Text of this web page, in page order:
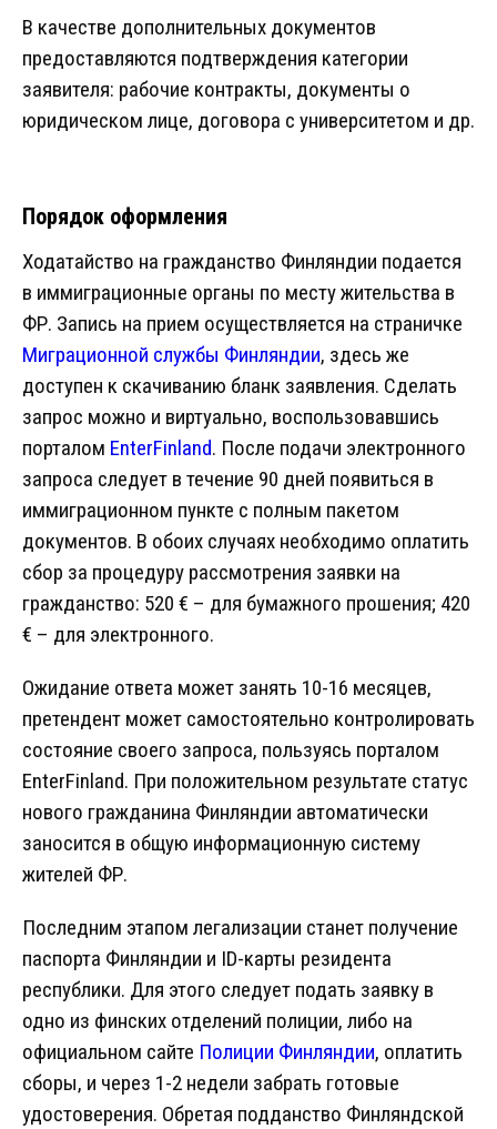
В качестве дополнительных документов
предоставляются подтверждения категории
заявителя: рабочие контракты, документы о
юридическом лице, договора с университетом и др.
Порядок оформления
Ходатайство на гражданство Финляндии подается
в иммиграционные органы по месту жительства в
ФР. Запись на прием осуществляется на страничке
Миграционной службы Финляндии, здесь же
доступен к скачиванию бланк заявления. Сделать
запрос можно и виртуально, воспользовавшись
порталом EnterFinland. После подачи электронного
запроса следует в течение 90 дней появиться в
иммиграционном пункте с полным пакетом
документов. В обоих случаях необходимо оплатить
сбор за процедуру рассмотрения заявки на
гражданство: 520 € – для бумажного прошения; 420
€ – для электронного.
Ожидание ответа может занять 10-16 месяцев,
претендент может самостоятельно контролировать
состояние своего запроса, пользуясь порталом
EnterFinland. При положительном результате статус
нового гражданина Финляндии автоматически
заносится в общую информационную систему
жителей ФР.
Последним этапом легализации станет получение
паспорта Финляндии и ID-карты резидента
республики. Для этого следует подать заявку в
одно из финских отделений полиции, либо на
официальном сайте Полиции Финляндии, оплатить
сборы, и через 1-2 недели забрать готовые
удостоверения. Обретая подданство Финляндской